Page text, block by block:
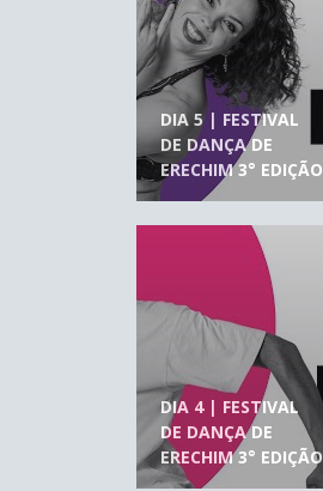
DIA 5 | FESTIVAL
DE DANÇA DE
ERECHIM 3° EDIÇÃO
DIA 4 | FESTIVAL
DE DANÇA DE
ERECHIM 3° EDIÇÃO